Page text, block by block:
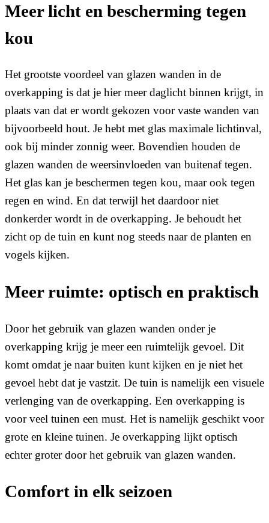
Meer licht en bescherming tegen
kou
Het grootste voordeel van glazen wanden in de
overkapping is dat je hier meer daglicht binnen krijgt, in
plaats van dat er wordt gekozen voor vaste wanden van
bijvoorbeeld hout. Je hebt met glas maximale lichtinval,
ook bij minder zonnig weer. Bovendien houden de
glazen wanden de weersinvloeden van buitenaf tegen.
Het glas kan je beschermen tegen kou, maar ook tegen
regen en wind. En dat terwijl het daardoor niet
donkerder wordt in de overkapping. Je behoudt het
zicht op de tuin en kunt nog steeds naar de planten en
vogels kijken.
Meer ruimte: optisch en praktisch
Door het gebruik van glazen wanden onder je
overkapping krijg je meer een ruimtelijk gevoel. Dit
komt omdat je naar buiten kunt kijken en je niet het
gevoel hebt dat je vastzit. De tuin is namelijk een visuele
verlenging van de overkapping. Een overkapping is
voor veel tuinen een must. Het is namelijk geschikt voor
grote en kleine tuinen. Je overkapping lijkt optisch
echter groter door het gebruik van glazen wanden.
Comfort in elk seizoen